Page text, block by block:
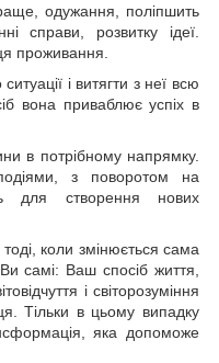
одужання, поліпшить
справи, розвитку ідеї.
проживання.
і витягти з неї всю
вона приваблює успіх в
в потрібному напрямку.
з поворотом на
для створення нових
коли змінюється сама
самі: Ваш спосіб життя,
і світорозуміння
Тільки в цьому випадку
яка допоможе